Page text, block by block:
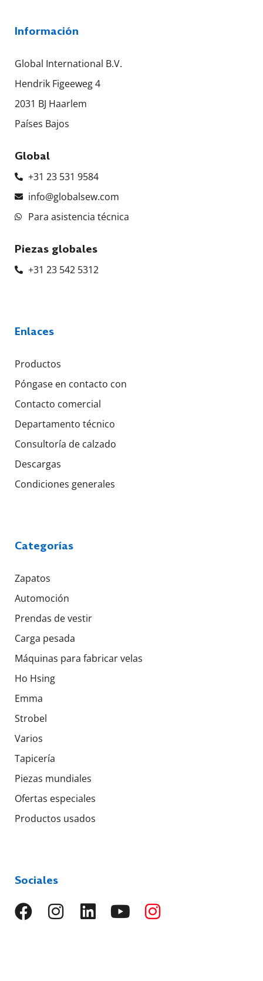
Información
Global International B.V.
Hendrik Figeeweg 4
2031 BJ Haarlem
Países Bajos
Global
+31 23 531 9584
info@globalsew.com
Para asistencia técnica
Piezas globales
+31 23 542 5312
Enlaces
Productos
Póngase en contacto con
Contacto comercial
Departamento técnico
Consultoría de calzado
Descargas
Condiciones generales
Categorías
Zapatos
Automoción
Prendas de vestir
Carga pesada
Máquinas para fabricar velas
Ho Hsing
Emma
Strobel
Varios
Tapicería
Piezas mundiales
Ofertas especiales
Productos usados
Sociales